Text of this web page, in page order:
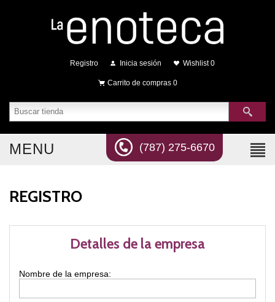
Registro Inicia sesión Wishlist 0
Carrito de compras 0
(787) 275-6670
MENU
REGISTRO
Detalles de la empresa
Nombre de la empresa: